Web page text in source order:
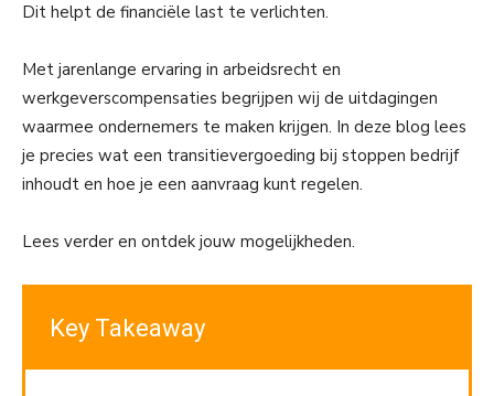
Dit helpt de financiële last te verlichten.
Met jarenlange ervaring in arbeidsrecht en
werkgeverscompensaties begrijpen wij de uitdagingen
waarmee ondernemers te maken krijgen. In deze blog lees
je precies wat een transitievergoeding bij stoppen bedrijf
inhoudt en hoe je een aanvraag kunt regelen.
Lees verder en ontdek jouw mogelijkheden.
Key Takeaway